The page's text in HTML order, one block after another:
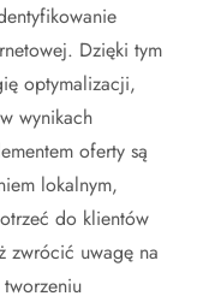
Dzięki tym
optymalizacji,
wynikach
oferty są
lokalnym,
do klientów
zwrócić uwagę na